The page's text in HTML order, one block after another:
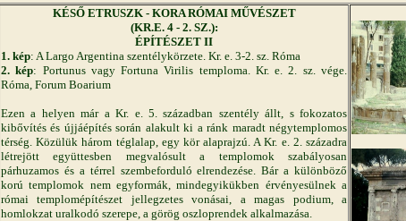
KÉSŐ ETRUSZK - KORA RÓMAI MŰVÉSZET
(KR.E. 4 - 2. SZ.):
ÉPÍTÉSZET II
1. kép: A Largo Argentina szentélykörzete. Kr. e. 3-2. sz. Róma
2. kép: Portunus vagy Fortuna Virilis temploma. Kr. e. 2. sz. vége.
Róma, Forum Boarium
Ezen a helyen már a Kr. e. 5. században szentély állt, s fokozatos
kibővítés és újjáépítés során alakult ki a ránk maradt négytemplomos
térség. Közülük három téglalap, egy kör alaprajzú. A Kr. e. 2. századra
létrejött együttesben megvalósult a templomok szabályosan
párhuzamos és a térrel szembeforduló elrendezése. Bár a különböző
korú templomok nem egyformák, mindegyikükben érvényesülnek a
római templomépítészet jellegzetes vonásai, a magas podium, a
homlokzat uralkodó szerepe, a görög oszloprendek alkalmazása.